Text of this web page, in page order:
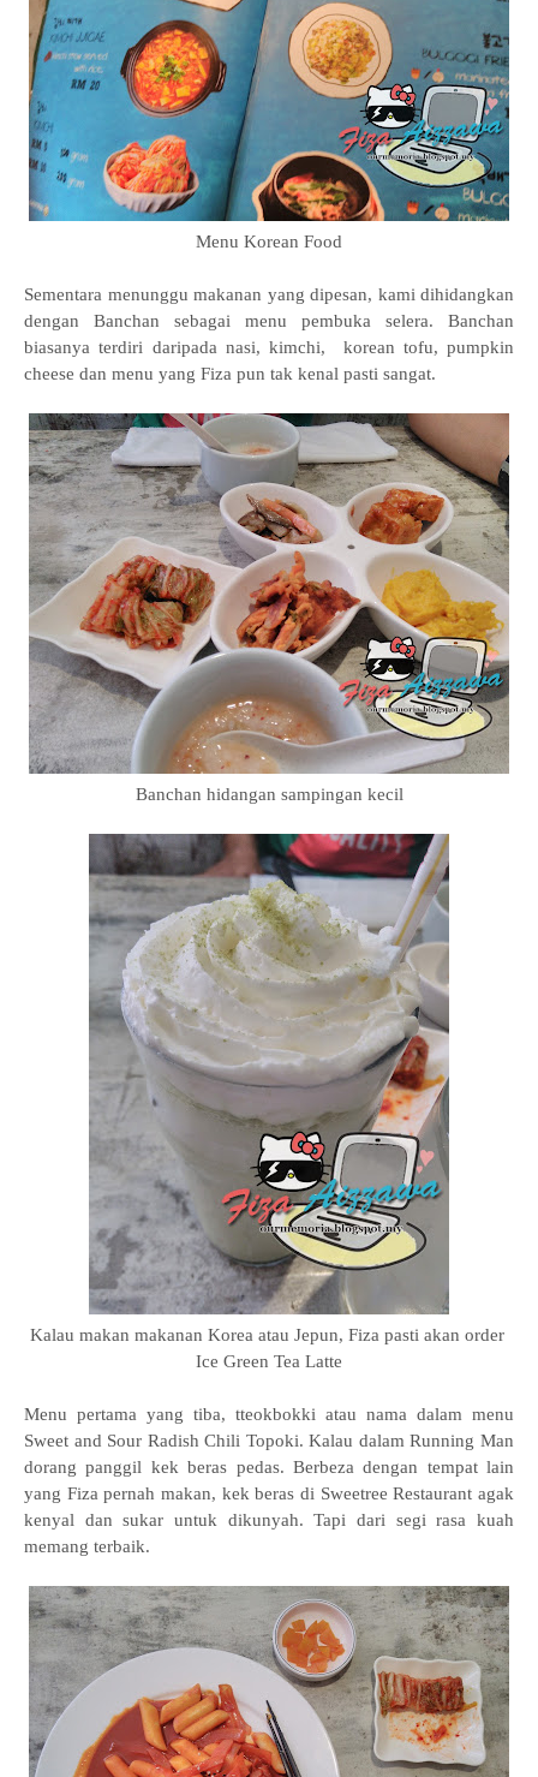
Menu Korean Food
Sementara menunggu makanan yang dipesan, kami dihidangkan
dengan Banchan sebagai menu pembuka selera. Banchan
biasanya terdiri daripada nasi, kimchi, korean tofu, pumpkin
cheese dan menu yang Fiza pun tak kenal pasti sangat.
Banchan hidangan sampingan kecil
Kalau makan makanan Korea atau Jepun, Fiza pasti akan order
Ice Green Tea Latte
Menu pertama yang tiba, tteokbokki atau nama dalam menu
Sweet and Sour Radish Chili Topoki. Kalau dalam Running Man
dorang panggil kek beras pedas. Berbeza dengan tempat lain
yang Fiza pernah makan, kek beras di Sweetree Restaurant agak
kenyal dan sukar untuk dikunyah. Tapi dari segi rasa kuah
memang terbaik.